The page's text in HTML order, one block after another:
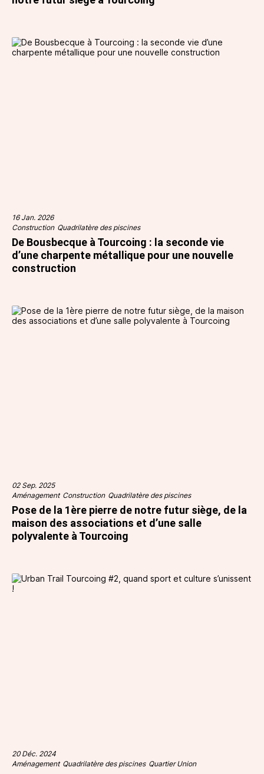
16 Jan. 2026
Construction Quadrilatère des piscines
De Bousbecque à Tourcoing : la seconde vie
d’une charpente métallique pour une nouvelle
construction
02 Sep. 2025
Aménagement Construction Quadrilatère des piscines
Pose de la 1ère pierre de notre futur siège, de la
maison des associations et d’une salle
polyvalente à Tourcoing
20 Déc. 2024
Aménagement Quadrilatère des piscines Quartier Union